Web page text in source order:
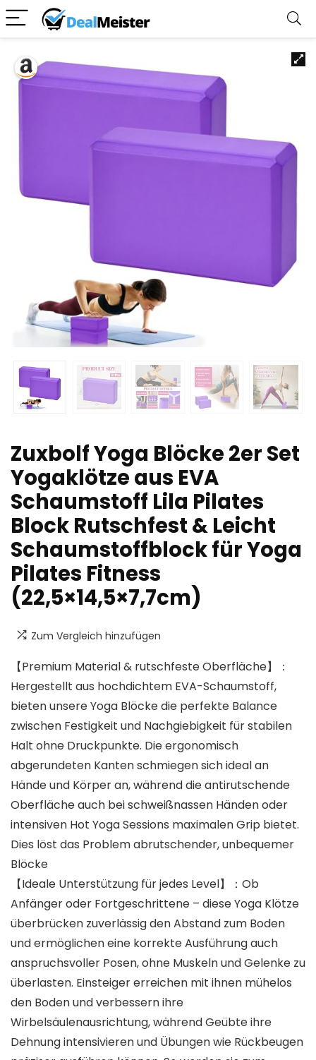
Zuxbolf Yoga Blöcke 2er Set
Yogaklötze aus EVA
Schaumstoff Lila Pilates
Block Rutschfest & Leicht
Schaumstoffblock für Yoga
Pilates Fitness
(22,5×14,5×7,7cm)
Zum Vergleich hinzufügen
【Premium Material & rutschfeste Oberfläche】：
Hergestellt aus hochdichtem EVA-Schaumstoff,
bieten unsere Yoga Blöcke die perfekte Balance
zwischen Festigkeit und Nachgiebigkeit für stabilen
Halt ohne Druckpunkte. Die ergonomisch
abgerundeten Kanten schmiegen sich ideal an
Hände und Körper an, während die antirutschende
Oberfläche auch bei schweißnassen Händen oder
intensiven Hot Yoga Sessions maximalen Grip bietet.
Dies löst das Problem abrutschender, unbequemer
Blöcke
【Ideale Unterstützung für jedes Level】：Ob
Anfänger oder Fortgeschrittene – diese Yoga Klötze
überbrücken zuverlässig den Abstand zum Boden
und ermöglichen eine korrekte Ausführung auch
anspruchsvoller Posen, ohne Muskeln und Gelenke zu
überlasten. Einsteiger erreichen mit ihnen mühelos
den Boden und verbessern ihre
Wirbelsäulenausrichtung, während Geübte ihre
Dehnung intensivieren und Übungen wie Rückbeugen